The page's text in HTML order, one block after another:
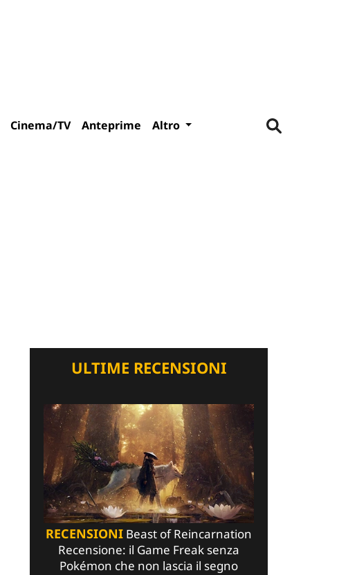
Cinema/TV Anteprime Altro
ULTIME RECENSIONI
RECENSIONI Beast of Reincarnation
Recensione: il Game Freak senza
Pokémon che non lascia il segno